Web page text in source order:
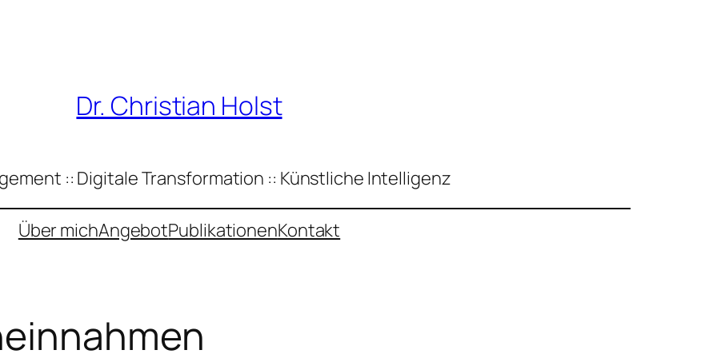
Dr. Christian Holst
:: Digitale Transformation :: Künstliche Intelligenz
Über michAngebotPublikationenKontakt